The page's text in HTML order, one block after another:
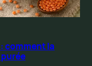
comment la
purée